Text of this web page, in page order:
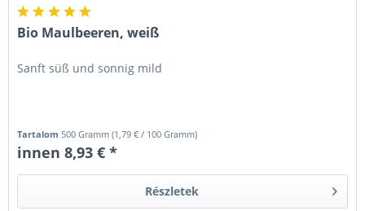
Bio Maulbeeren, weiß
Sanft süß und sonnig mild
Tartalom500 Gramm(1,79 € / 100 Gramm)
innen 8,93 € *
Részletek